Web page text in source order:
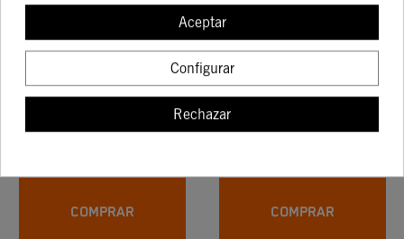
TAPÓN BOMBA
25,95 € 22,06 €
COMPRAR
MUELLE CON
12,83 € 10,90 €
COMPRAR
Aceptar
Configurar
Rechazar